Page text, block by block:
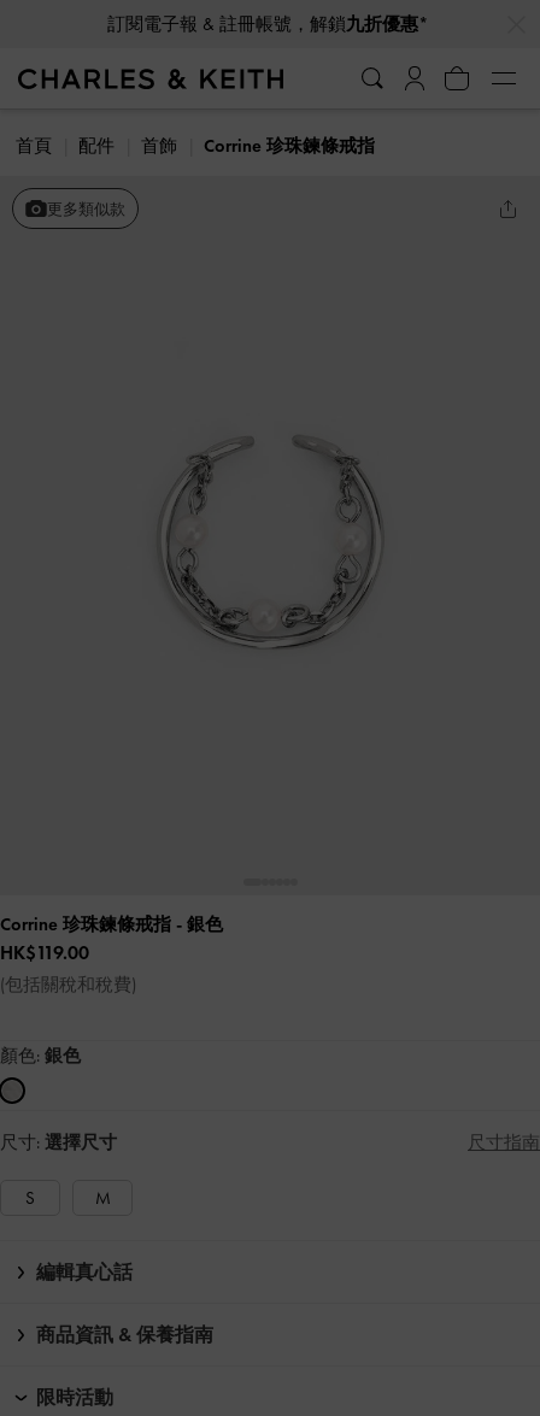
訂閱電子報 & 註冊帳號，解鎖九折優惠*
首頁 配件 首飾 Corrine 珍珠鍊條戒指
更多類似款
Corrine 珍珠鍊條戒指 - 銀色
HK$119.00
(包括關稅和稅費)
顏色: 銀色
尺寸: 選擇尺寸 尺寸指南
S M
編輯真心話
商品資訊 & 保養指南
限時活動